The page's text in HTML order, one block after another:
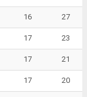
16 27
17 23
17 21
17 20